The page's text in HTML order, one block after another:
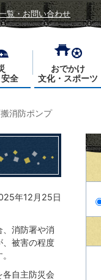
覧・お問い合わせ
全
おでかけ
文化・スポーツ
消防ポンプ
年12月25日
消防署や消
、被害の程度
自主防災会